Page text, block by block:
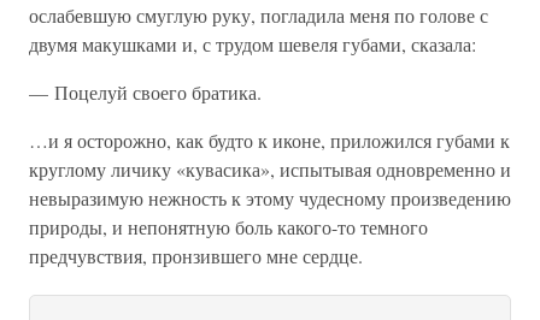
ослабевшую смуглую руку, погладила меня по голове с
двумя макушками и, с трудом шевеля губами, сказала:
— Поцелуй своего братика.
…и я осторожно, как будто к иконе, приложился губами к
круглому личику «кувасика», испытывая одновременно и
невыразимую нежность к этому чудесному произведению
природы, и непонятную боль какого-то темного
предчувствия, пронзившего мне сердце.